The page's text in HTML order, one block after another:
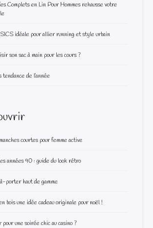
Complets en Lin Pour Hommes rehausse votre
idéale pour allier running et style urbain
son sac à main pour les cours ?
tendance de l’année
courtes pour femme active
années 90 : guide du look rétro
porter haut de gamme
bois une idée cadeau originale pour noël !
pour une soirée chic au casino ?